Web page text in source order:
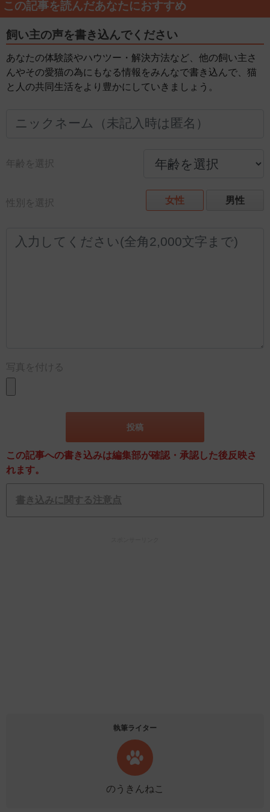
この記事を読んだあなたにおすすめ
飼い主の声を書き込んでください
あなたの体験談やハウツー・解決方法など、他の飼い主さ
んやその愛猫の為にもなる情報をみんなで書き込んで、猫
と人の共同生活をより豊かにしていきましょう。
年齢を選択
性別を選択 女性 男性
写真を付ける
この記事への書き込みは編集部が確認・承認した後反映さ
れます。
書き込みに関する注意点
執筆ライター
のうきんねこ